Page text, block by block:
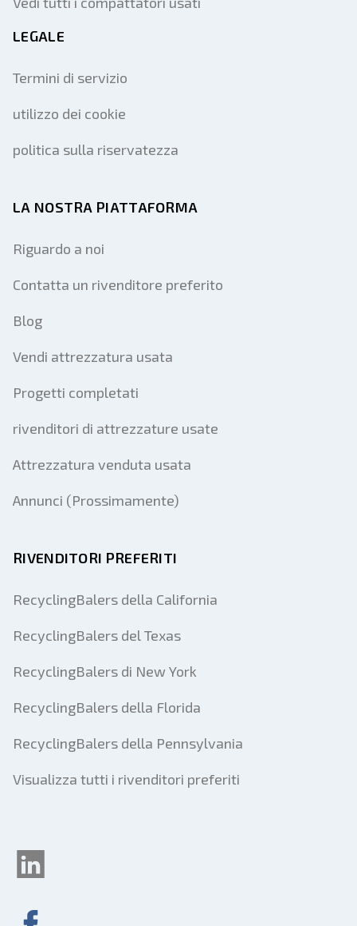
LEGALE
Termini di servizio
utilizzo dei cookie
politica sulla riservatezza
LA NOSTRA PIATTAFORMA
Riguardo a noi
Contatta un rivenditore preferito
Blog
Vendi attrezzatura usata
Progetti completati
rivenditori di attrezzature usate
Attrezzatura venduta usata
Annunci (Prossimamente)
RIVENDITORI PREFERITI
RecyclingBalers della California
RecyclingBalers del Texas
RecyclingBalers di New York
RecyclingBalers della Florida
RecyclingBalers della Pennsylvania
Visualizza tutti i rivenditori preferiti